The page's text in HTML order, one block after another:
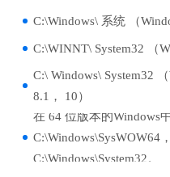
C:\Windows\ 系统 （
C:\WINNT\ System32 （
C:\ Windows\ System32
8.1， 10）
在 64 位版本的Windows
C:\Windows\SysWOW64
C:\Windows\System32。